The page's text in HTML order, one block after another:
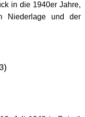
in die 1940er Jahre,
Niederlage und der